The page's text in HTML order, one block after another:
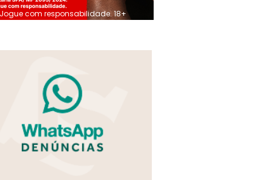
Jogue com responsabilidade. 18+